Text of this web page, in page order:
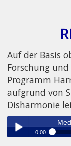
Auf der Basis
Forschung
Programm
aufgrund von
Disharmonie
0:00